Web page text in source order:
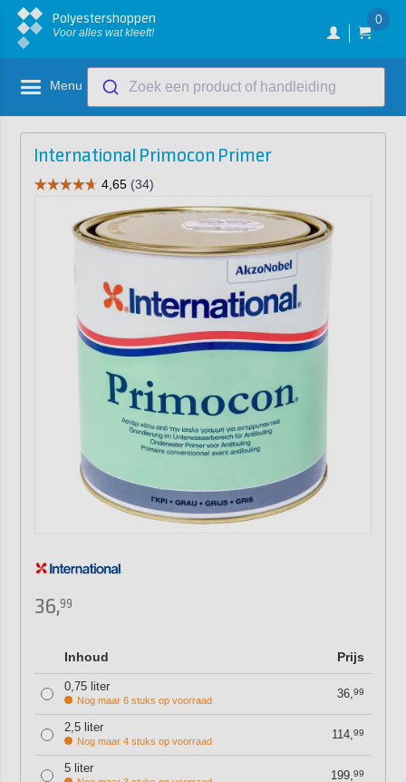
Polyestershoppen
Voor alles wat kleeft!
0
Menu Zoek een product of handleiding
International Primocon Primer
36,99
Inhoud Prijs
0,75 liter
Nog maar 6 stuks op voorraad 36,99
2,5 liter
Nog maar 4 stuks op voorraad 114,99
5 liter
199,99